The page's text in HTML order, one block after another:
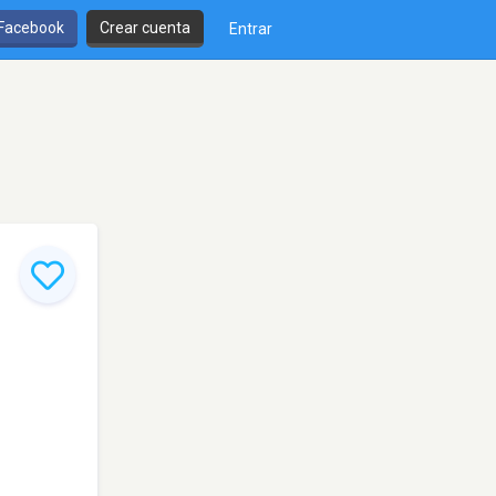
Crear cuenta Entrar